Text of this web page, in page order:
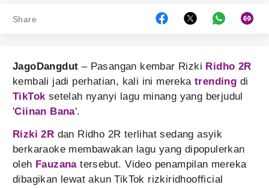
Share
JagoDangdut – Pasangan kembar Rizki Ridho 2R
kembali jadi perhatian, kali ini mereka trending di
TikToksetelah nyanyi lagu minang yang berjudul
'Ciinan Bana'.
Rizki 2R dan Ridho 2R terlihat sedang asyik
berkaraoke membawakan lagu yang dipopulerkan
oleh Fauzanatersebut. Video penampilan mereka
dibagikan lewat akun TikTok rizkiridhoofficial